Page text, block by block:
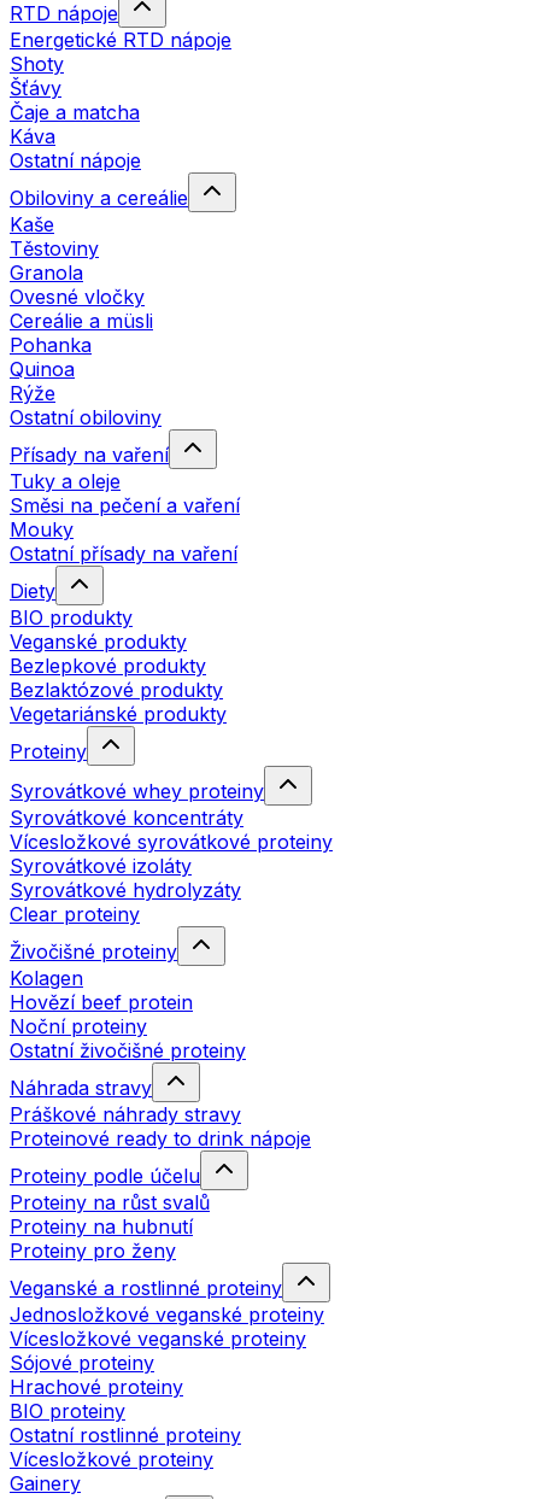
RTD nápoje
Energetické RTD nápoje
Shoty
Šťávy
Čaje a matcha
Káva
Ostatní nápoje
Obiloviny a cereálie
Kaše
Těstoviny
Granola
Ovesné vločky
Cereálie a müsli
Pohanka
Quinoa
Rýže
Ostatní obiloviny
Přísady na vaření
Tuky a oleje
Směsi na pečení a vaření
Mouky
Ostatní přísady na vaření
Diety
BIO produkty
Veganské produkty
Bezlepkové produkty
Bezlaktózové produkty
Vegetariánské produkty
Proteiny
Syrovátkové whey proteiny
Syrovátkové koncentráty
Vícesložkové syrovátkové proteiny
Syrovátkové izoláty
Syrovátkové hydrolyzáty
Clear proteiny
Živočišné proteiny
Kolagen
Hovězí beef protein
Noční proteiny
Ostatní živočišné proteiny
Náhrada stravy
Práškové náhrady stravy
Proteinové ready to drink nápoje
Proteiny podle účelu
Proteiny na růst svalů
Proteiny na hubnutí
Proteiny pro ženy
Veganské a rostlinné proteiny
Jednosložkové veganské proteiny
Vícesložkové veganské proteiny
Sójové proteiny
Hrachové proteiny
BIO proteiny
Ostatní rostlinné proteiny
Vícesložkové proteiny
Gainery